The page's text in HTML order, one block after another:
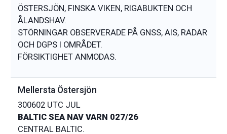
ÖSTERSJÖN, FINSKA VIKEN, RIGABUKTEN OCH
ÅLANDSHAV.
STÖRNINGAR OBSERVERADE PÅ GNSS, AIS, RADAR
OCH DGPS I OMRÅDET.
Mellersta Östersjön
300602 UTC JUL
BALTIC SEA NAV VARN 027/26
CENTRAL BALTIC.